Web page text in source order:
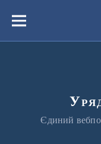
вмістуМеню
Єдиний